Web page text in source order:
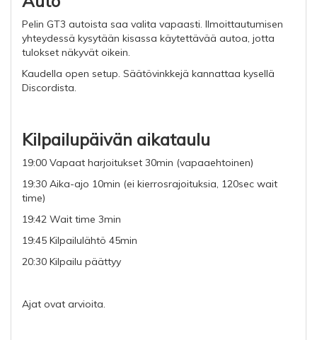
Pelin GT3 autoista saa valita vapaasti. Ilmoittautumisen
yhteydessä kysytään kisassa käytettävää autoa, jotta
tulokset näkyvät oikein.
Kaudella open setup. Säätövinkkejä kannattaa kysellä
Discordista.
Kilpailupäivän aikataulu
19:00 Vapaat harjoitukset 30min (vapaaehtoinen)
19:30 Aika-ajo 10min (ei kierrosrajoituksia, 120sec wait
time)
19:42 Wait time 3min
19:45 Kilpailulähtö 45min
20:30 Kilpailu päättyy
Ajat ovat arvioita.